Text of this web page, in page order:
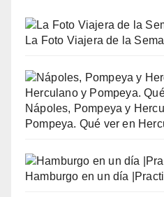
La Foto Viajera de la
Nápoles, Pompeya y
Pompeya. Qué ver en
Hamburgo en un día